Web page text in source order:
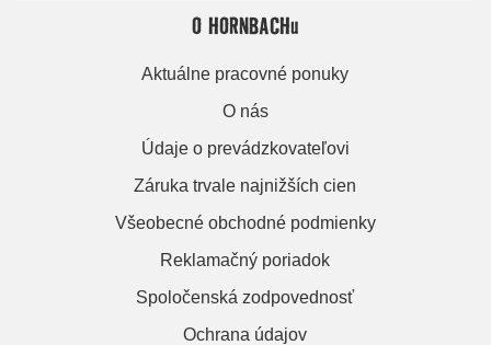
O HORNBACHu
Aktuálne pracovné ponuky
O nás
Údaje o prevádzkovateľovi
Záruka trvale najnižších cien
Všeobecné obchodné podmienky
Reklamačný poriadok
Spoločenská zodpovednosť
Ochrana údajov